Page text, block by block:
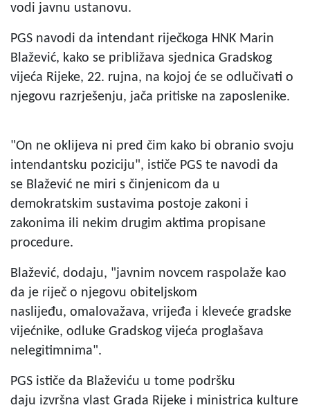
vodi javnu ustanovu.
PGS navodi da intendant riječkoga HNK Marin
Blažević, kako se približava sjednica Gradskog
vijeća Rijeke, 22. rujna, na kojoj će se odlučivati o
njegovu razrješenju, jača pritiske na zaposlenike.
"On ne oklijeva ni pred čim kako bi obranio svoju
intendantsku poziciju", ističe PGS te navodi da
se Blažević ne miri s činjenicom da u
demokratskim sustavima postoje zakoni i
zakonima ili nekim drugim aktima propisane
procedure.
Blažević, dodaju, "javnim novcem raspolaže kao
da je riječ o njegovu obiteljskom
naslijeđu, omalovažava, vrijeđa i kleveće gradske
vijećnike, odluke Gradskog vijeća proglašava
nelegitimnima".
PGS ističe da Blaževiću u tome podršku
daju izvršna vlast Grada Rijeke i ministrica kulture